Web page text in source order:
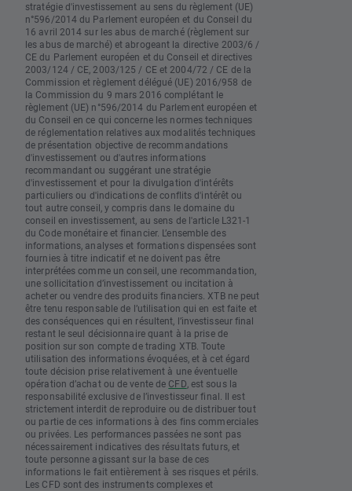
stratégie d'investissement au sens du règlement (UE)
n°596/2014 du Parlement européen et du Conseil du
16 avril 2014 sur les abus de marché (règlement sur
les abus de marché) et abrogeant la directive 2003/6 /
CE du Parlement européen et du Conseil et directives
2003/124 / CE, 2003/125 / CE et 2004/72 / CE de la
Commission et règlement délégué (UE) 2016/958 de
la Commission du 9 mars 2016 complétant le
règlement (UE) n°596/2014 du Parlement européen et
du Conseil en ce qui concerne les normes techniques
de réglementation relatives aux modalités techniques
de présentation objective de recommandations
d'investissement ou d'autres informations
recommandant ou suggérant une stratégie
d'investissement et pour la divulgation d'intérêts
particuliers ou d'indications de conflits d'intérêt ou
tout autre conseil, y compris dans le domaine du
conseil en investissement, au sens de l'article L321-1
du Code monétaire et financier. L’ensemble des
informations, analyses et formations dispensées sont
fournies à titre indicatif et ne doivent pas être
interprétées comme un conseil, une recommandation,
une sollicitation d’investissement ou incitation à
acheter ou vendre des produits financiers. XTB ne peut
être tenu responsable de l’utilisation qui en est faite et
des conséquences qui en résultent, l’investisseur final
restant le seul décisionnaire quant à la prise de
position sur son compte de trading XTB. Toute
utilisation des informations évoquées, et à cet égard
toute décision prise relativement à une éventuelle
opération d’achat ou de vente de CFD, est sous la
responsabilité exclusive de l’investisseur final. Il est
strictement interdit de reproduire ou de distribuer tout
ou partie de ces informations à des fins commerciales
ou privées. Les performances passées ne sont pas
nécessairement indicatives des résultats futurs, et
toute personne agissant sur la base de ces
informations le fait entièrement à ses risques et périls.
Les CFD sont des instruments complexes et